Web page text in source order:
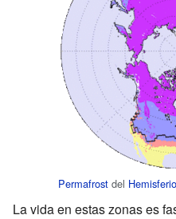
Permafrost del
La vida en estas zonas es